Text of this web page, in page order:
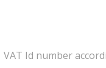
VAT Id number